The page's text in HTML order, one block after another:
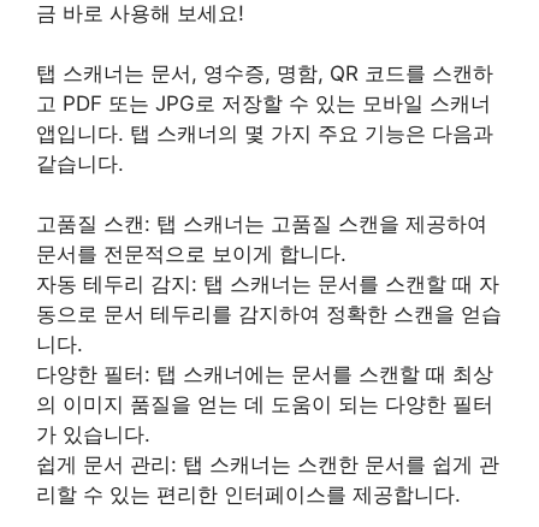
금 바로 사용해 보세요!
탭 스캐너는 문서, 영수증, 명함, QR 코드를 스캔하
고 PDF 또는 JPG로 저장할 수 있는 모바일 스캐너
앱입니다. 탭 스캐너의 몇 가지 주요 기능은 다음과
같습니다.
고품질 스캔: 탭 스캐너는 고품질 스캔을 제공하여
문서를 전문적으로 보이게 합니다.
자동 테두리 감지: 탭 스캐너는 문서를 스캔할 때 자
동으로 문서 테두리를 감지하여 정확한 스캔을 얻습
니다.
다양한 필터: 탭 스캐너에는 문서를 스캔할 때 최상
의 이미지 품질을 얻는 데 도움이 되는 다양한 필터
가 있습니다.
쉽게 문서 관리: 탭 스캐너는 스캔한 문서를 쉽게 관
리할 수 있는 편리한 인터페이스를 제공합니다.